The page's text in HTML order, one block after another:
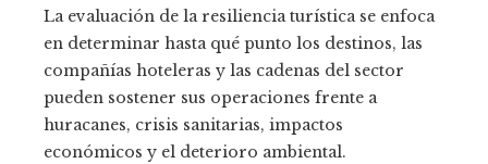
La evaluación de la resiliencia turística se enfoca
en determinar hasta qué punto los destinos, las
compañías hoteleras y las cadenas del sector
pueden sostener sus operaciones frente a
huracanes, crisis sanitarias, impactos
económicos y el deterioro ambiental.